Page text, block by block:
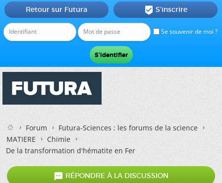
Se souvenir de moi ?
Retour sur Futura  S'inscrire
Forum
Futura-Sciences : les forums de la science
MATIERE
Chimie
De la transformation d'hématite en Fer
 RÉPONDRE À LA DISCUSSION